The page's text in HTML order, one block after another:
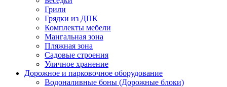
Грили
Грядки из ДПК
Комплекты мебели
Мангальная зона
Пляжная зона
Садовые строения
Уличное хранение
Дорожное и парковочное оборудование
Водоналивные боны (Дорожные блоки)